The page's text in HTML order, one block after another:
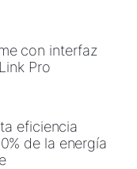
con interfaz
Pro
eficiencia
de la energía